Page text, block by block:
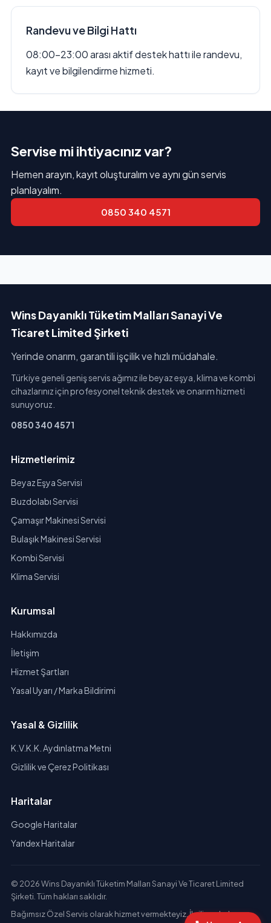
Randevu ve Bilgi Hattı
08:00–23:00 arası aktif destek hattı ile randevu,
kayıt ve bilgilendirme hizmeti.
Servise mi ihtiyacınız var?
Hemen arayın, kayıt oluşturalım ve aynı gün servis
planlayalım.
0850 340 4571
Wins Dayanıklı Tüketim Malları Sanayi Ve
Ticaret Limited Şirketi
Yerinde onarım, garantili işçilik ve hızlı müdahale.
Türkiye geneli geniş servis ağımız ile beyaz eşya, klima ve kombi
cihazlarınız için profesyonel teknik destek ve onarım hizmeti
sunuyoruz.
0850 340 4571
Hizmetlerimiz
Beyaz Eşya Servisi
Buzdolabı Servisi
Çamaşır Makinesi Servisi
Bulaşık Makinesi Servisi
Kombi Servisi
Klima Servisi
Kurumsal
Hakkımızda
İletişim
Hizmet Şartları
Yasal Uyarı / Marka Bildirimi
Yasal & Gizlilik
K.V.K.K. Aydınlatma Metni
Gizlilik ve Çerez Politikası
Haritalar
Google Haritalar
Yandex Haritalar
© 2026 Wins Dayanıklı Tüketim Malları Sanayi Ve Ticaret Limited
Şirketi. Tüm hakları saklıdır.
Bağımsız Özel Servis olarak hizmet vermekteyiz. İlgili markaların